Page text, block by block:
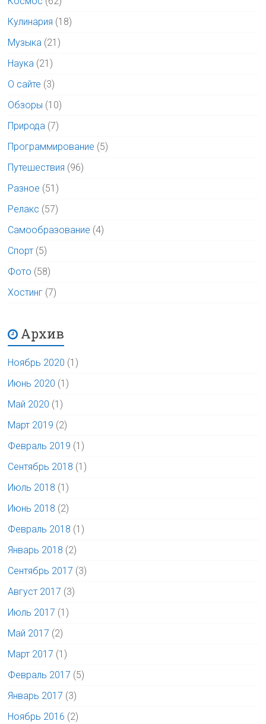
Кулинария (18)
Музыка (21)
Наука (21)
О сайте (3)
Обзоры (10)
Природа (7)
Программирование (5)
Путешествия (96)
Разное (51)
Релакс (57)
Самообразование (4)
Спорт (5)
Фото (58)
Хостинг (7)
Архив
Ноябрь 2020 (1)
Июнь 2020 (1)
Май 2020 (1)
Март 2019 (2)
Февраль 2019 (1)
Сентябрь 2018 (1)
Июль 2018 (1)
Июнь 2018 (2)
Февраль 2018 (1)
Январь 2018 (2)
Сентябрь 2017 (3)
Август 2017 (3)
Июль 2017 (1)
Май 2017 (2)
Март 2017 (1)
Февраль 2017 (5)
Январь 2017 (3)
Ноябрь 2016 (2)